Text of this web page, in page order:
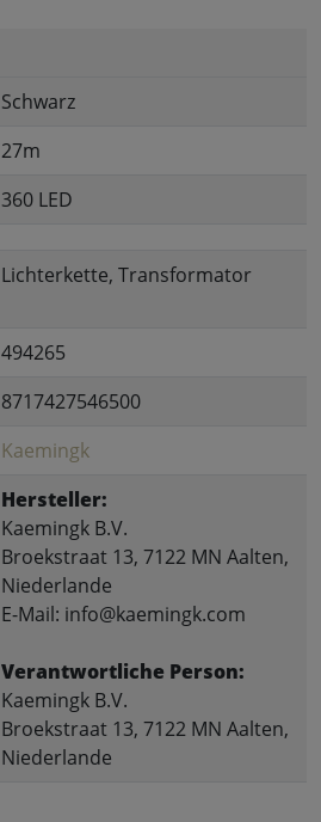
Schwarz
27m
360 LED
Lichterkette, Transformator
494265
8717427546500
Kaemingk
Hersteller:
Kaemingk B.V.
Broekstraat 13, 7122 MN Aalten,
Niederlande
E-Mail: info@kaemingk.com
Verantwortliche Person:
Kaemingk B.V.
Broekstraat 13, 7122 MN Aalten,
Niederlande